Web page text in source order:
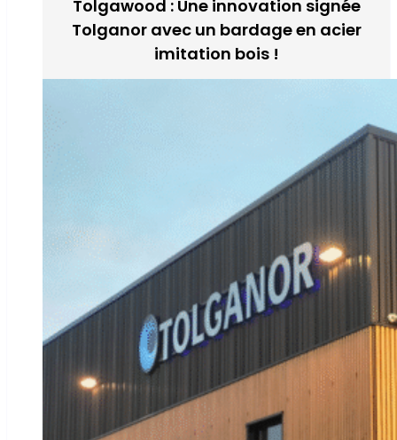
Tolgawood : Une innovation signée
Tolganor avec un bardage en acier
imitation bois !